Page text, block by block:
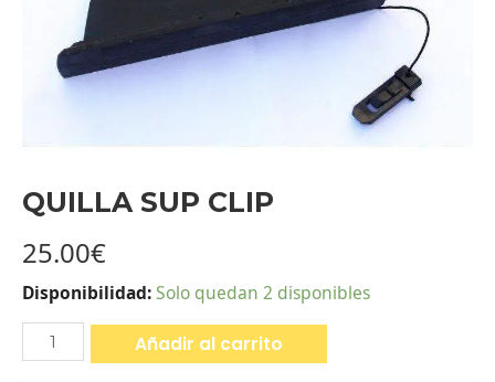
QUILLA SUP CLIP
25.00€
Disponibilidad:Solo quedan 2 disponibles
Añadir al carrito